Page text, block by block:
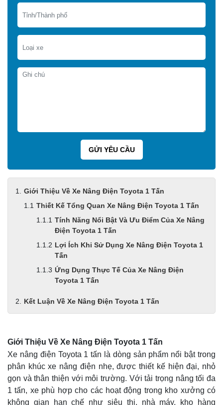
Giới Thiệu Về Xe Nâng Điện Toyota 1 Tấn
Thiết Kế Tổng Quan Xe Nâng Điện Toyota 1 Tấn
Tính Năng Nổi Bật Và Ưu Điểm Của Xe Nâng
Điện Toyota 1 Tấn
Lợi Ích Khi Sử Dụng Xe Nâng Điện Toyota 1
Tấn
Ứng Dụng Thực Tế Của Xe Nâng Điện
Toyota 1 Tấn
Kết Luận Về Xe Nâng Điện Toyota 1 Tấn
Giới Thiệu Về Xe Nâng Điện Toyota 1 Tấn
Xe nâng điện Toyota 1 tấn là dòng sản phẩm nổi bật trong
phân khúc xe nâng điện nhẹ, được thiết kế hiện đại, nhỏ
gọn và thân thiện với môi trường. Với tải trọng nâng tối đa
1 tấn, xe phù hợp cho các hoạt động trong kho xưởng có
không gian hạn chế như siêu thị, nhà máy, kho hàng